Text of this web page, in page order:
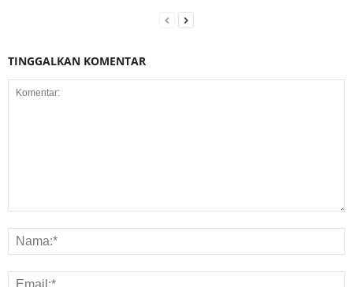
TINGGALKAN KOMENTAR